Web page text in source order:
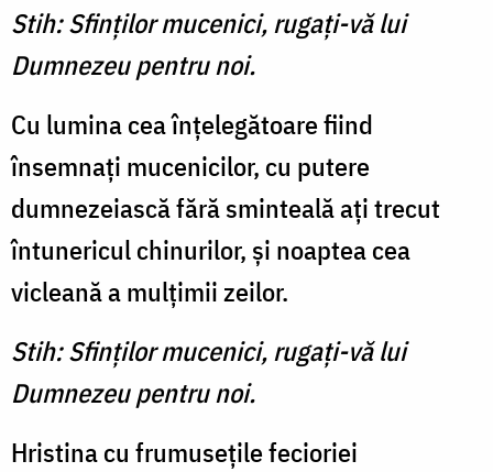
Stih: Sfinţilor mucenici, rugaţi-vă lui
Dumnezeu pentru noi.
Cu lumina cea înţelegătoare fiind
însemnaţi mucenicilor, cu putere
dumnezeiască fără sminteală aţi trecut
întunericul chinurilor, şi noaptea cea
vicleană a mulţimii zeilor.
Stih: Sfinţilor mucenici, rugaţi-vă lui
Dumnezeu pentru noi.
Hristina cu frumuseţile fecioriei